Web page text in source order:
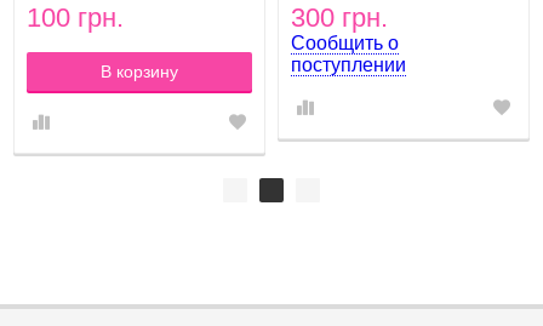
100 грн.
В корзину
300 грн.
Сообщить о
поступлении